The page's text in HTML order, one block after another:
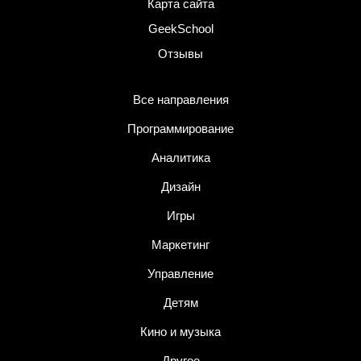
Карта сайта
GeekSchool
Отзывы
Все направления
Программирование
Аналитика
Дизайн
Игры
Маркетинг
Управление
Детям
Кино и музыка